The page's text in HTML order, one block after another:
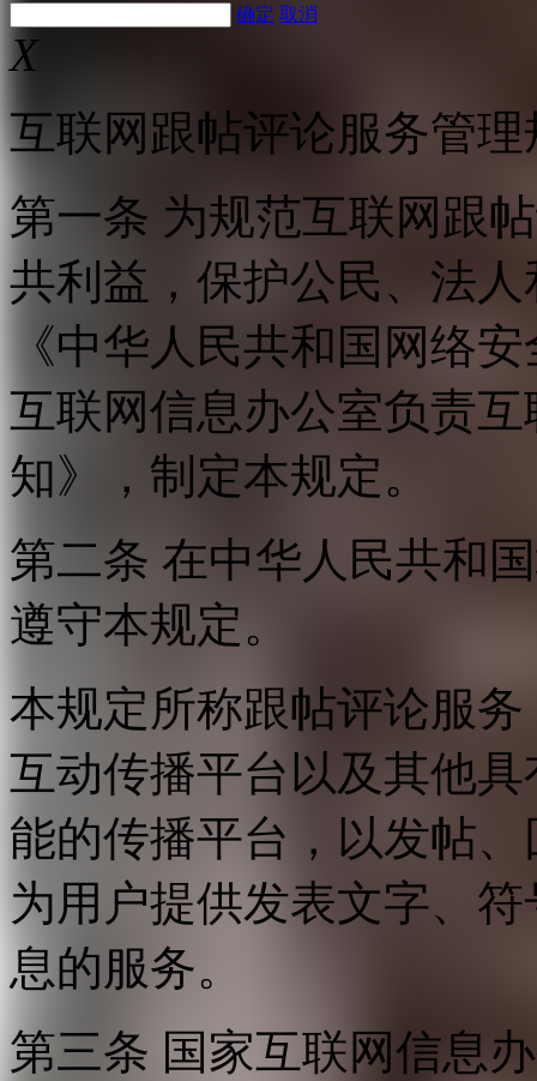
确定 取消
X
互联网跟帖评论服务管理
第一条 为规范互联网跟
共利益，保护公民、法
《中华人民共和国网络
互联网信息办公室负责
知》，制定本规定。
第二条 在中华人民共和
遵守本规定。
本规定所称跟帖评论服
互动传播平台以及其他
能的传播平台，以发帖
为用户提供发表文字、
息的服务。
第三条 国家互联网信息